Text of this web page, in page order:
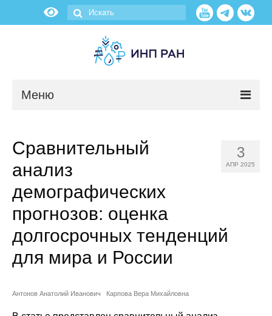
Меню
О нас
Об институте
Научные подразделения
Администрация
3
АПР 2025
Сравнительный
анализ
демографических
прогнозов: оценка
долгосрочных тенденций
для мира и России
Антонов Анатолий Иванович Карпова Вера Михайловна